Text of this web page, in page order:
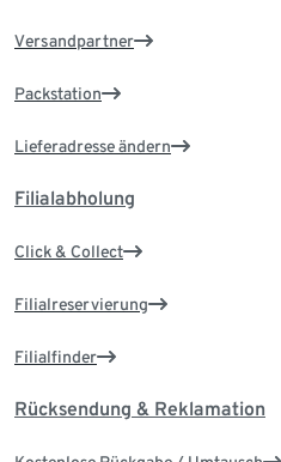
Versandpartner
Packstation
Lieferadresse ändern
Filialabholung
Click & Collect
Filialreservierung
Filialfinder
Rücksendung & Reklamation